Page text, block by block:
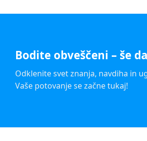
Bodite obveščeni – še
Odklenite svet znanja, navdiha in
Vaše potovanje se začne tukaj!